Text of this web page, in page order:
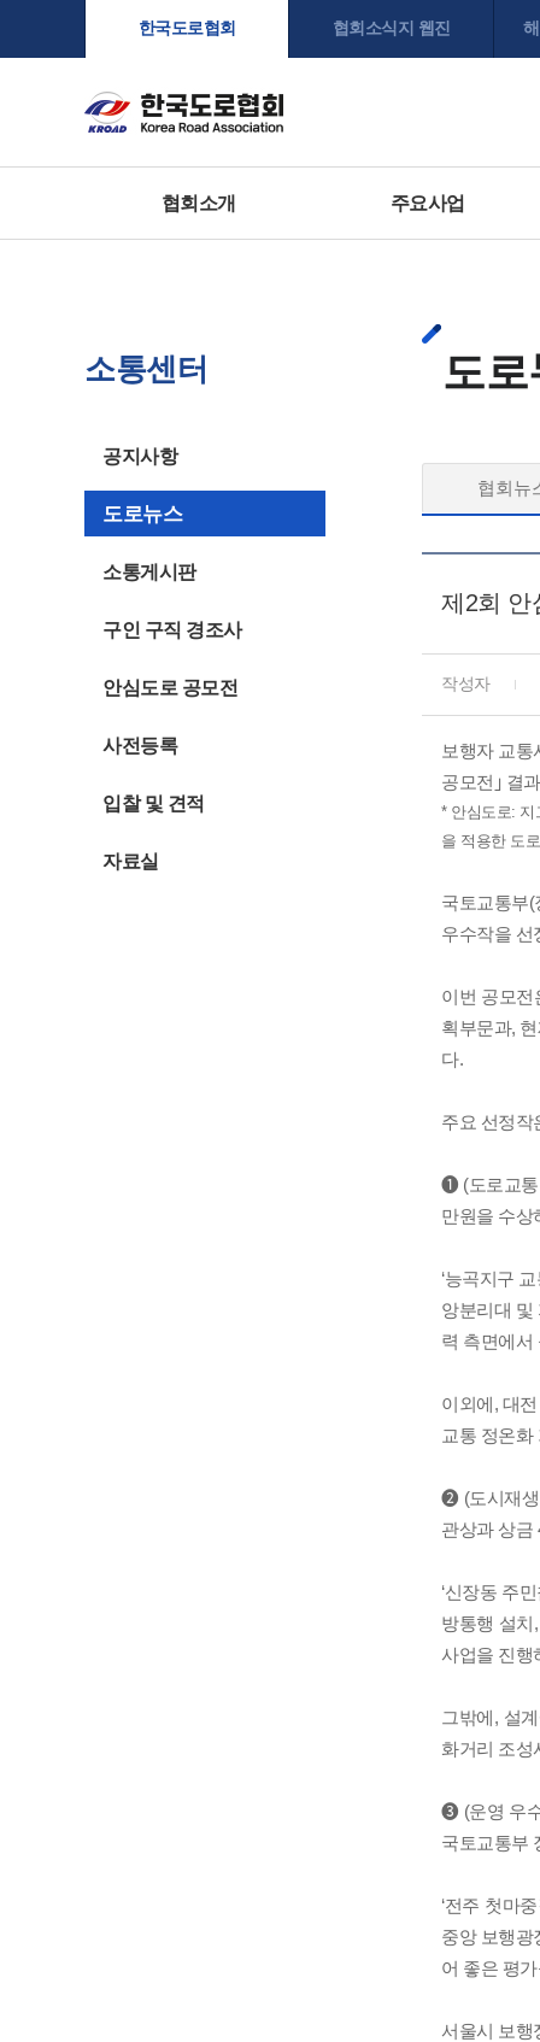
한국도로협회 협회소식지 웹진
협회소개 주요사업
소통센터
공지사항
도로뉴스
소통게시판
구인 구직 경조사
안심도로 공모전
사전등록
입찰 및 견적
자료실
도로
협회뉴
제2회 안
작성자
보행자 교통
공모전｣ 결
* 안심도로: 지
을 적용한 도로
국토교통부
우수작을 선
이번 공모전
획부문과,
다.
주요 선정작
❶ (도로교통
만원을 수상
‘능곡지구
앙분리대 및
력 측면에서
이외에, 대
교통 정온화
❷ (도시재생
관상과 상금
‘신장동 주
방통행 설치
사업을 진행
그밖에, 설
화거리 조성
❸ (운영 우
국토교통부
‘전주 첫마
중앙 보행광
어 좋은 평
서울시 보행